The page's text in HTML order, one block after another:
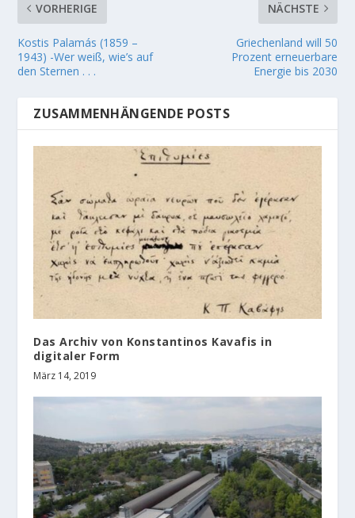
VORHERIGE
Kostis Palamás (1859 –
1943) -Wer weiß, wie’s auf
den Sternen . . .
NÄCHSTE
Griechenland will 50
Prozent erneuerbare
Energie bis 2030
ZUSAMMENHÄNGENDE POSTS
Das Archiv von Konstantinos Kavafis in
digitaler Form
März 14, 2019